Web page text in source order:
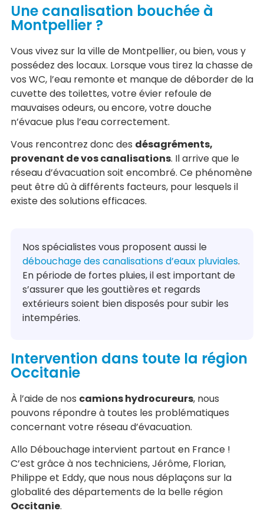
Une canalisation bouchée à
Montpellier ?
Vous vivez sur la ville de Montpellier, ou bien, vous y
possédez des locaux. Lorsque vous tirez la chasse de
vos WC, l’eau remonte et manque de déborder de la
cuvette des toilettes, votre évier refoule de
mauvaises odeurs, ou encore, votre douche
n’évacue plus l’eau correctement.
Vous rencontrez donc des désagréments,
provenant de vos canalisations. Il arrive que le
réseau d’évacuation soit encombré. Ce phénomène
peut être dû à différents facteurs, pour lesquels il
existe des solutions efficaces.
Nos spécialistes vous proposent aussi le
débouchage des canalisations d’eaux pluviales.
En période de fortes pluies, il est important de
s’assurer que les gouttières et regards
extérieurs soient bien disposés pour subir les
intempéries.
Intervention dans toute la région
Occitanie
À l’aide de nos camions hydrocureurs, nous
pouvons répondre à toutes les problématiques
concernant votre réseau d’évacuation.
Allo Débouchage intervient partout en France !
C’est grâce à nos techniciens, Jérôme, Florian,
Philippe et Eddy, que nous nous déplaçons sur la
globalité des départements de la belle région
Occitanie.